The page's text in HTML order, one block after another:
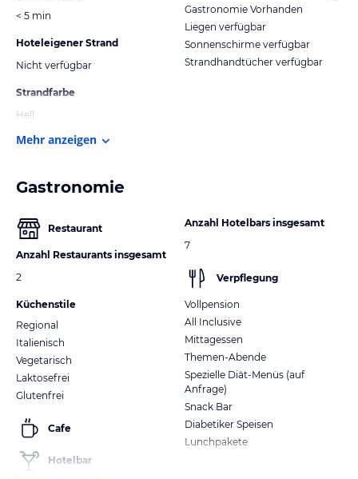
< 5 min
Hoteleigener Strand
Nicht verfügbar
Strandfarbe
Hell
Gastronomie Vorhanden
Liegen verfügbar
Sonnenschirme verfügbar
Strandhandtücher verfügbar
Mehr anzeigen
Gastronomie
Restaurant
Anzahl Restaurants insgesamt
2
Küchenstile
Regional
Italienisch
Vegetarisch
Laktosefrei
Glutenfrei
Cafe
Hotelbar
Anzahl Hotelbars insgesamt
7
Verpflegung
Vollpension
All Inclusive
Mittagessen
Themen-Abende
Spezielle Diät-Menüs (auf
Anfrage)
Snack Bar
Diabetiker Speisen
Lunchpakete